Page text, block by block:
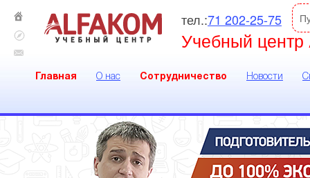
тел.:71 202-25-75
Учебный центр
Главная О нас Сотрудничество Новости